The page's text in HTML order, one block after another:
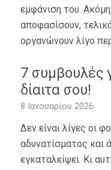
εμφάνιση του.
αποφασίσουν,
οργανώνουν λίγο
7 συμβουλές
δίαιτα σου!
8 Ιανουαρίου 2026
Δεν είναι λίγες οι
αδυνατίσματος και
εγκαταλείψει. Κι